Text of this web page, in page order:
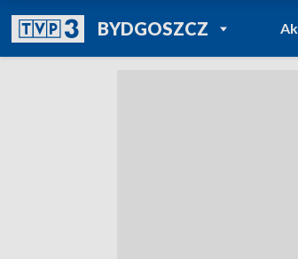
BYDGOSZCZPOWRÓT DO
TVP REGIONY